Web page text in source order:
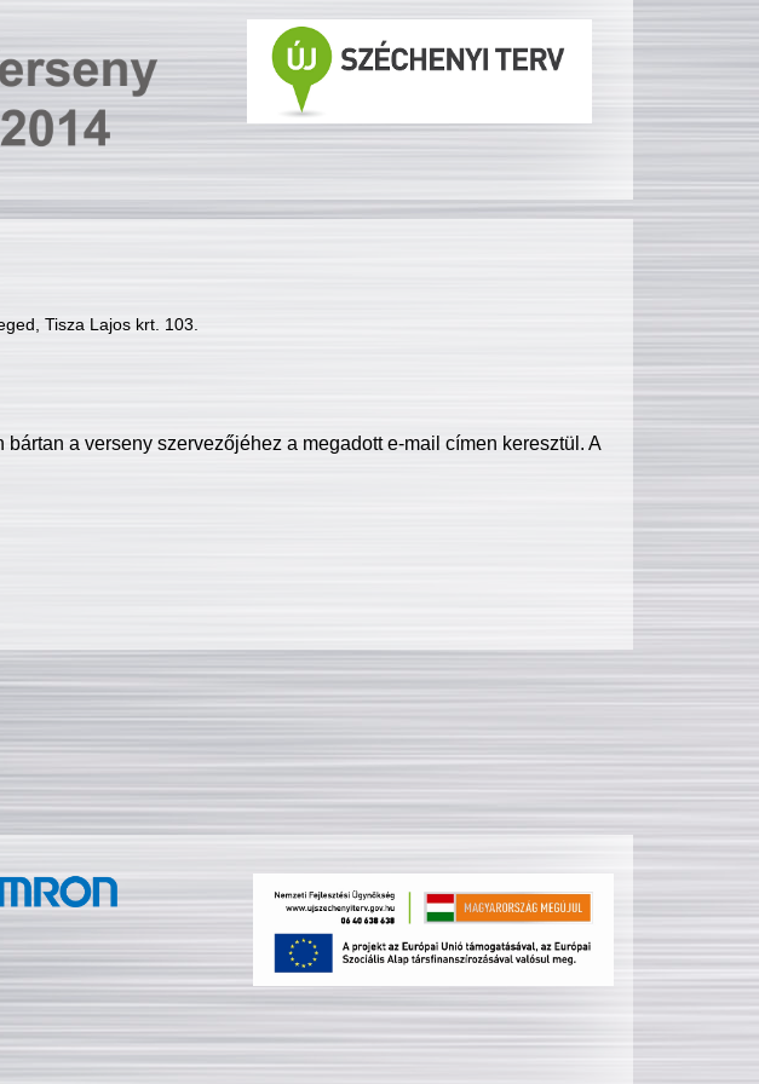
Tisza Lajos krt. 103.
a verseny szervezőjéhez a megadott e-mail címen keresztül. A